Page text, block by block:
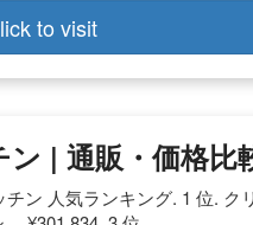
to visit
| 通販・価格比
ン 人気ランキング. 1 位. ク